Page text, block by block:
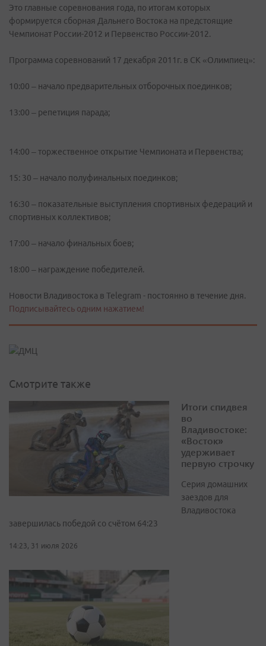
Это главные соревнования года, по итогам которых
формируется сборная Дальнего Востока на предстоящие
Чемпионат России-2012 и Первенство России-2012.
Программа соревнований 17 декабря 2011г. в СК «Олимпиец»:
10:00 – начало предварительных отборочных поединков;
13:00 – репетиция парада;
14:00 – торжественное открытие Чемпионата и Первенства;
15: 30 – начало полуфинальных поединков;
16:30 – показательные выступления спортивных федераций и
спортивных коллективов;
17:00 – начало финальных боев;
18:00 – награждение победителей.
Новости Владивостока в Telegram - постоянно в течение дня.
Подписывайтесь одним нажатием!
Смотрите также
Итоги спидвея
во
Владивостоке:
«Восток»
удерживает
первую строчку
Серия домашних
заездов для
Владивостока
завершилась победой со счётом 64:23
14:23, 31 июля 2026